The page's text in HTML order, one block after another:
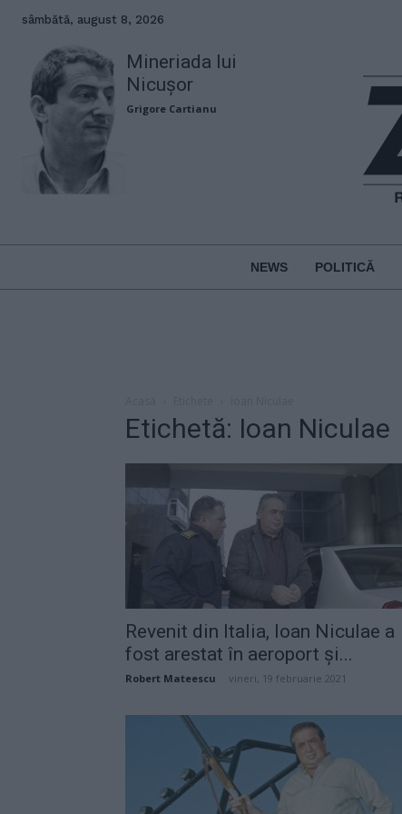
sâmbătă, august 8, 2026
Mineriada lui
Nicușor
Grigore Cartianu
NEWS POLITICĂ
Etichetă: Ioan Niculae
Revenit din Italia, Ioan Niculae a
fost arestat în aeroport și...
Robert Mateescu vineri, 19 februarie 2021